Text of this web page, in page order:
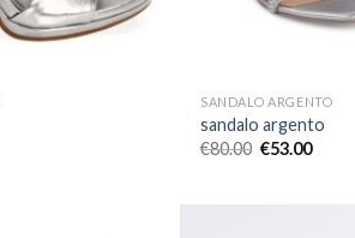
SANDALO ARGENTO
sandalo argento
€80.00 €53.00